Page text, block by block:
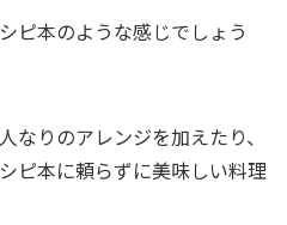
ピ本のような感じでしょう
なりのアレンジを加えたり、
ピ本に頼らずに美味しい料理